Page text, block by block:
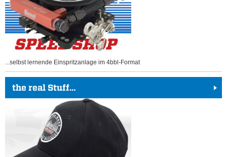
...selbst lernende Einspritzanlage im 4bbl-Format
the real Stuff…